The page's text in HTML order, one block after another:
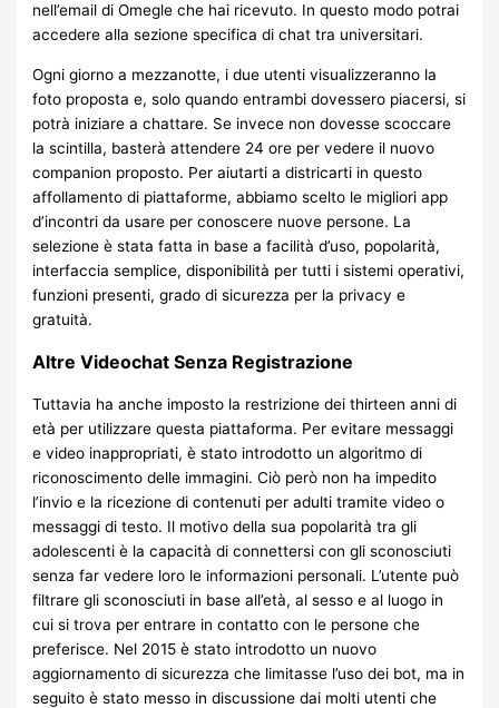
nell’email di Omegle che hai ricevuto. In questo modo potrai
accedere alla sezione specifica di chat tra universitari.
Ogni giorno a mezzanotte, i due utenti visualizzeranno la
foto proposta e, solo quando entrambi dovessero piacersi, si
potrà iniziare a chattare. Se invece non dovesse scoccare
la scintilla, basterà attendere 24 ore per vedere il nuovo
companion proposto. Per aiutarti a districarti in questo
affollamento di piattaforme, abbiamo scelto le migliori app
d’incontri da usare per conoscere nuove persone. La
selezione è stata fatta in base a facilità d’uso, popolarità,
interfaccia semplice, disponibilità per tutti i sistemi operativi,
funzioni presenti, grado di sicurezza per la privacy e
gratuità.
Altre Videochat Senza Registrazione
Tuttavia ha anche imposto la restrizione dei thirteen anni di
età per utilizzare questa piattaforma. Per evitare messaggi
e video inappropriati, è stato introdotto un algoritmo di
riconoscimento delle immagini. Ciò però non ha impedito
l’invio e la ricezione di contenuti per adulti tramite video o
messaggi di testo. Il motivo della sua popolarità tra gli
adolescenti è la capacità di connettersi con gli sconosciuti
senza far vedere loro le informazioni personali. L’utente può
filtrare gli sconosciuti in base all’età, al sesso e al luogo in
cui si trova per entrare in contatto con le persone che
preferisce. Nel 2015 è stato introdotto un nuovo
aggiornamento di sicurezza che limitasse l’uso dei bot, ma in
seguito è stato messo in discussione dai molti utenti che